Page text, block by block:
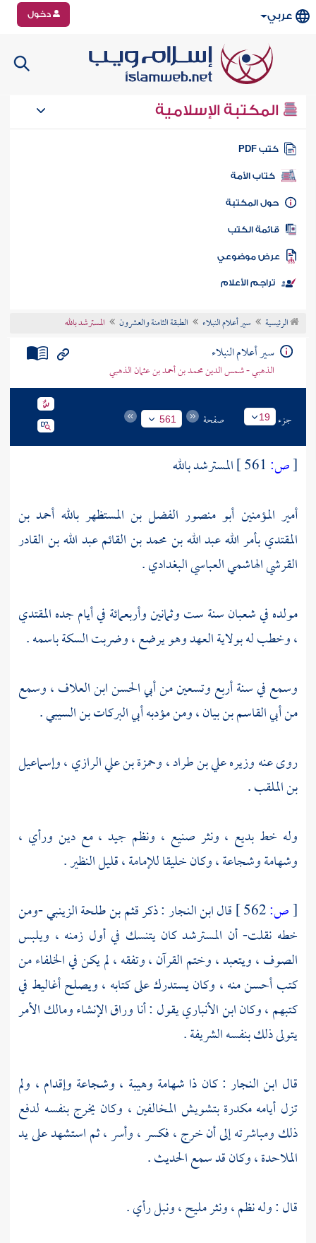
عربي دخول
المكتبة الإسلامية
كتب PDF
كتاب الأمة
المكتبة
الكتب
موضوعي
تراجم الأعلام
الرئيسية سير أعلام النبلاء الطبقة الثامنة والعشرون المسترشد بالله
سير أعلام النبلاء
الذهبي - شمس الدين محمد بن أحمد بن عثمان الذهبي
جزء 19 صفحة 561
[ص:
المسترشد بالله
أمير المؤمنين أبو منصور الفضل بن المستظهر بالله أحمد بن
المقتدي بأمر الله عبد الله بن محمد بن القائم عبد الله بن القادر
القرشي الهاشمي العباسي البغدادي .
مولده في شعبان سنة ست وثمانين وأربعمائة في أيام جدهالمقتدي
، وخطب له بولاية العهد وهو يرضع ، وضربت السكة باسمه .
وسمع في سنة أربع وتسعين منأبي الحسن ابن العلاف، وسمع
منأبي القاسم بن بيان، ومن مؤدبهأبي البركات بن السيبي.
روى عنه وزيرهعلي بن طراد،وحمزة بن علي الرازي،وإسماعيل
بن الملقب.
وله خط بديع ، ونثر صنيع ، ونظم جيد ، مع دين ورأي ،
وشهامة وشجاعة ، وكان خليقا للإمامة ، قليل النظير .
[ص: قالابن النجار: ذكرقثم بن طلحة الزينبي-ومن
خطه نقلت- أن المسترشدكان يتنسك في أول زمنه ، ويلبس
الصوف ، ويتعبد ، وختم القرآن ، وتفقه ، لم يكن في الخلفاء من
كتب أحسن منه ، وكان يستدرك على كتابه ، ويصلح أغاليط في
كتبهم ، وكانابن الأنبارييقول : أنا وراق الإنشاء ومالك الأمر
يتولى ذلك بنفسه الشريفة .
قال ابن النجار : كان ذا شهامة وهيبة ، وشجاعة وإقدام ، ولم
تزل أيامه مكدرة بتشويش المخالفين ، وكان يخرج بنفسه لدفع
ذلك ومباشرته إلى أن خرج ، فكسر ، وأسر ، ثم استشهد على يد
الملاحدة ، وكان قد سمع الحديث .
قال : وله نظم ، ونثر مليح ، ونبل رأي .